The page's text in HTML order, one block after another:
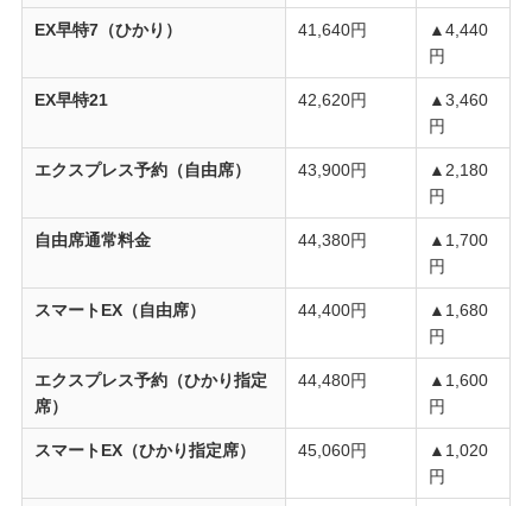
EX早特7（ひかり） 41,640円
▲4,440
円
EX早特21 42,620円
▲3,460
円
エクスプレス予約（自由席） 43,900円
▲2,180
円
自由席通常料金 44,380円
▲1,700
円
スマートEX（自由席） 44,400円
▲1,680
円
エクスプレス予約（ひかり指定
席）
44,480円
▲1,600
円
スマートEX（ひかり指定席） 45,060円
▲1,020
円